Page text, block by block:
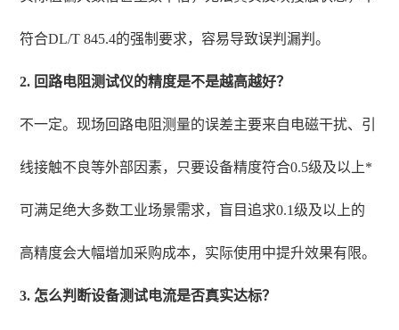
符合DL/T 845.4的强制要求，容易导致误判漏判。
2. 回路电阻测试仪的精度是不是越高越好？
不一定。现场回路电阻测量的误差主要来自电磁干扰、引
线接触不良等外部因素，只要设备精度符合0.5级及以上*
可满足绝大多数工业场景需求，盲目追求0.1级及以上的
高精度会大幅增加采购成本，实际使用中提升效果有限。
3. 怎么判断设备测试电流是否真实达标？